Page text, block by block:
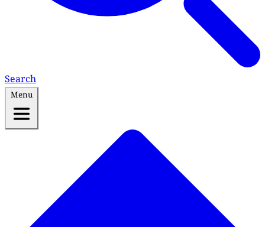
Search
Menu